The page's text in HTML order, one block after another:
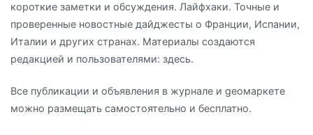
короткие заметки и обсуждения. Лайфхаки. Точные и
проверенные новостные дайджесты о Франции, Испании,
Италии и других странах. Материалы создаются
редакцией и пользователями: здесь.
Все публикации и объявления в журнале и geoмаркете
можно размещать самостоятельно и бесплатно.